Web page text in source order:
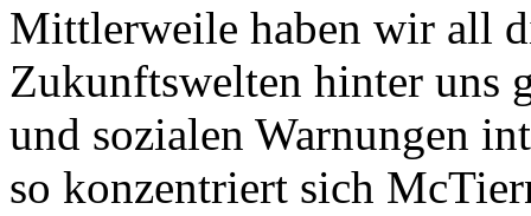
Mittlerweile haben wir all
Zukunftswelten hinter uns
und sozialen Warnungen
so konzentriert sich